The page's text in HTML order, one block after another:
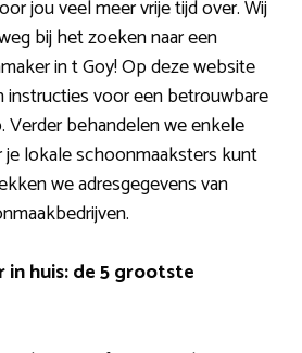
jou veel meer vrije tijd over. Wij
bij het zoeken naar een
in t Goy! Op deze website
instructies voor een betrouwbare
behandelen we enkele
je lokale schoonmaaksters kunt
we adresgegevens van
in huis: de 5 grootste